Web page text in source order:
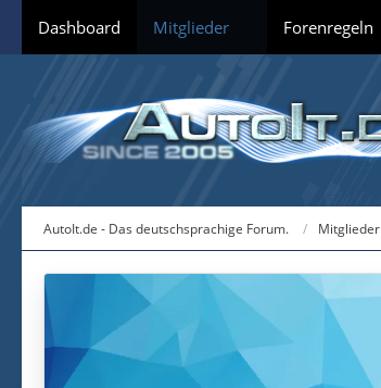
Dashboard Mitglieder Forenregeln
AutoIt.de - Das deutschsprachige Forum. Mitglieder